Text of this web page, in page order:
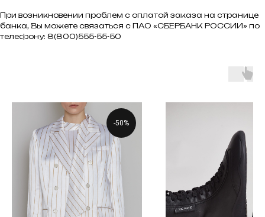
При возникновении проблем с оплатой заказа на странице
банка, Вы можете связаться с ПАО «СБЕРБАНК РОССИИ» по
телефону: 8(800)555-55-50
-50%